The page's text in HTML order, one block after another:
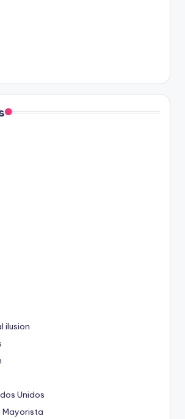
ilusion
Unidos
Mayorista